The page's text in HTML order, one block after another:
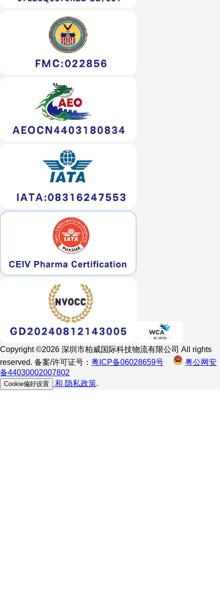
Copyright ©2026 深圳市柏威国际科技物流有限公司 All rights
reserved. 备案/许可证号： 粤ICP备06028659号
粤公网安
备44030002007802
Cookie偏好设置 和 隐私政策.